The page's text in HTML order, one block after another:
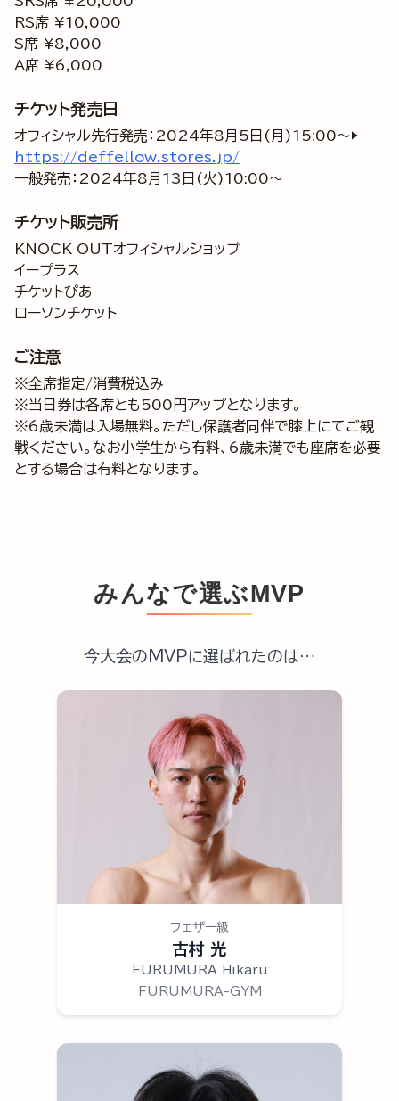
RS席 ¥10,000
S席 ¥8,000
A席 ¥6,000
チケット発売日
オフィシャル先行発売：2024年8月5日(月)15:00～▶
https://deffellow.stores.jp/
一般発売：2024年8月13日(火)10:00～
チケット販売所
KNOCK OUTオフィシャルショップ
イープラス
チケットぴあ
ローソンチケット
ご注意
※全席指定/消費税込み
※当日券は各席とも500円アップとなります。
※6歳未満は入場無料。ただし保護者同伴で膝上にてご観
戦ください。なお小学生から有料、6歳未満でも座席を必要
とする場合は有料となります。
みんなで選ぶMVP
今大会のMVPに選ばれたのは…
フェザー級
古村 光
FURUMURA Hikaru
FURUMURA-GYM